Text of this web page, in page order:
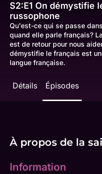
S2:E1 On démystifie
russophone
Qu'est-ce qui se passe
quand elle parle français?
est de retour pour nous
démystifie le français est
langue française.
Détails Épisodes
À propos de la
Information